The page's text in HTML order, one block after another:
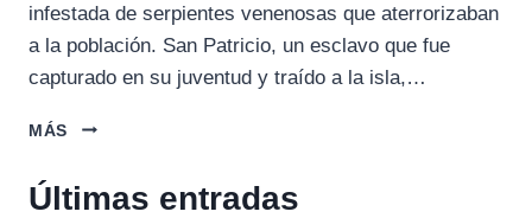
infestada de serpientes venenosas que aterrorizaban
a la población. San Patricio, un esclavo que fue
capturado en su juventud y traído a la isla,…
MÁS
LA
SAN
Últimas entradas